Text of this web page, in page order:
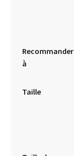
Recommander
à
Taille